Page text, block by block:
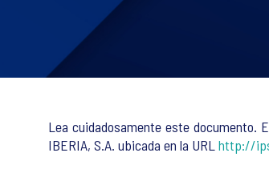
Lea cuidadosamente este documento.
IBERIA, S.A. ubicada en la URL http://